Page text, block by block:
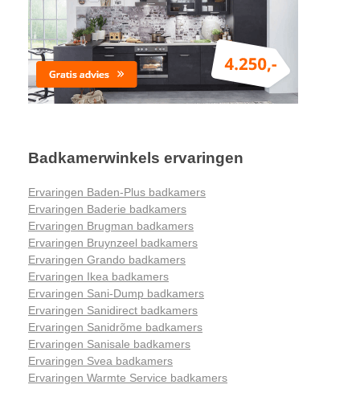
Badkamerwinkels ervaringen
Ervaringen Baden-Plus badkamers
Ervaringen Baderie badkamers
Ervaringen Brugman badkamers
Ervaringen Bruynzeel badkamers
Ervaringen Grando badkamers
Ervaringen Ikea badkamers
Ervaringen Sani-Dump badkamers
Ervaringen Sanidirect badkamers
Ervaringen Sanidrõme badkamers
Ervaringen Sanisale badkamers
Ervaringen Svea badkamers
Ervaringen Warmte Service badkamers